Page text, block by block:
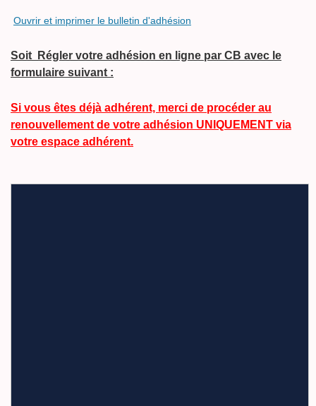
Ouvrir et imprimer le bulletin d'adhésion
Soit Régler votre adhésion en ligne par CB avec le
formulaire suivant :
Si vous êtes déjà adhérent, merci de procéder au
renouvellement de votre adhésion UNIQUEMENT via
votre espace adhérent.